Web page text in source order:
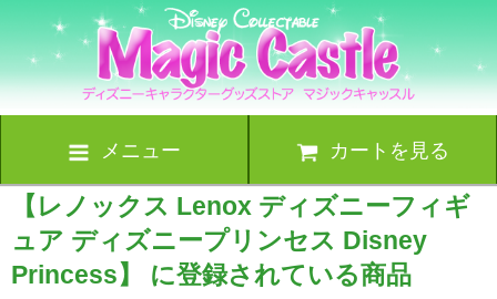
メニュー カートを見る
【レノックス Lenox ディズニーフィギ
ュア ディズニープリンセス Disney
Princess】 に登録されている商品